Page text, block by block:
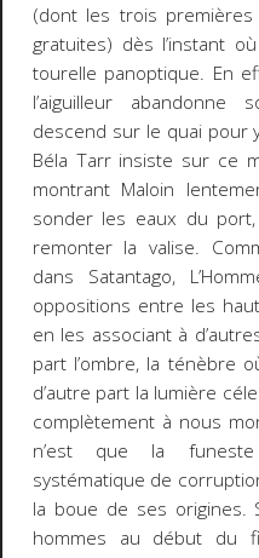
(dont les trois
gratuites) dès l’instant
tourelle panoptique. En
l’aiguilleur abandonne
descend sur le quai pour
Béla Tarr insiste sur ce
montrant Maloin
sonder les eaux du
remonter la valise.
dans Satantago,
oppositions entre les
en les associant à
part l’ombre, la ténèbre
d’autre part la lumière
complètement à nous
n’est que la
systématique de
la boue de ses origines.
hommes au début du